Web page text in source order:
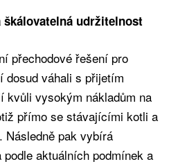
udržitelnost
přechodové řešení pro
dosud váhali s přijetím
kvůli vysokým nákladům na
přímo se stávajícími kotli a
Následně pak vybírá
aktuálních podmínek a